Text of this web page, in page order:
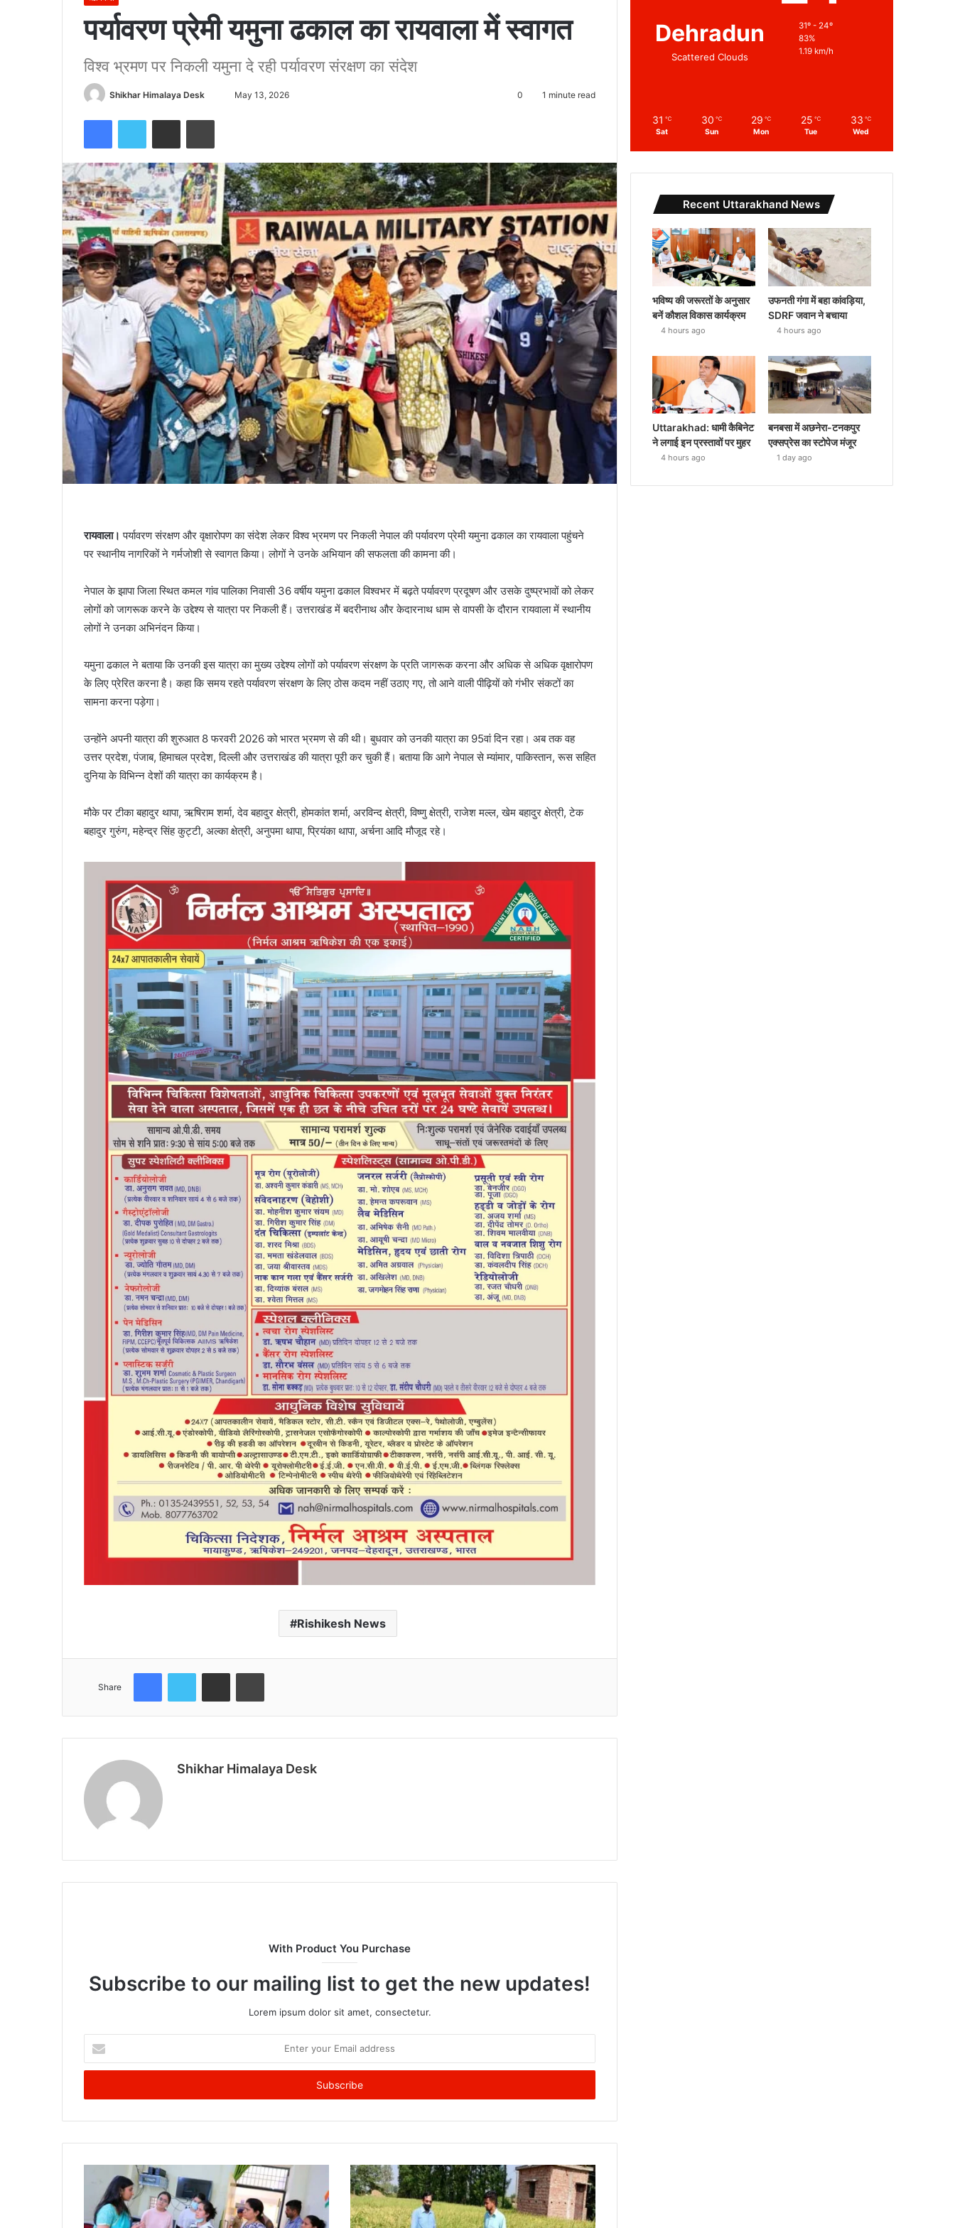
पर्यावरण प्रेमी यमुना ढकाल का रायवाला में स्वागत
विश्व भ्रमण पर निकली यमुना दे रही पर्यावरण संरक्षण का संदेश
Shikhar Himalaya Desk May 13, 2026 0 1 minute read
FacebookTwitter Share via Email Print
रायवाला। पर्यावरण संरक्षण और वृक्षारोपण का संदेश लेकर विश्व भ्रमण पर निकली नेपाल की पर्यावरण प्रेमी यमुना ढकाल का रायवाला पहुंचने
पर स्थानीय नागरिकों ने गर्मजोशी से स्वागत किया। लोगों ने उनके अभियान की सफलता की कामना की।
नेपाल के झापा जिला स्थित कमल गांव पालिका निवासी 36 वर्षीय यमुना ढकाल विश्वभर में बढ़ते पर्यावरण प्रदूषण और उसके दुष्प्रभावों को लेकर
लोगों को जागरूक करने के उद्देश्य से यात्रा पर निकली हैं। उत्तराखंड में बदरीनाथ और केदारनाथ धाम से वापसी के दौरान रायवाला में स्थानीय
लोगों ने उनका अभिनंदन किया।
यमुना ढकाल ने बताया कि उनकी इस यात्रा का मुख्य उद्देश्य लोगों को पर्यावरण संरक्षण के प्रति जागरूक करना और अधिक से अधिक वृक्षारोपण
के लिए प्रेरित करना है। कहा कि समय रहते पर्यावरण संरक्षण के लिए ठोस कदम नहीं उठाए गए, तो आने वाली पीढ़ियों को गंभीर संकटों का
सामना करना पड़ेगा।
उन्होंने अपनी यात्रा की शुरुआत 8 फरवरी 2026 को भारत भ्रमण से की थी। बुधवार को उनकी यात्रा का 95वां दिन रहा। अब तक वह
उत्तर प्रदेश, पंजाब, हिमाचल प्रदेश, दिल्ली और उत्तराखंड की यात्रा पूरी कर चुकी हैं। बताया कि आगे नेपाल से म्यांमार, पाकिस्तान, रूस सहित
दुनिया के विभिन्न देशों की यात्रा का कार्यक्रम है।
मौके पर टीका बहादुर थापा, ऋषिराम शर्मा, देव बहादुर क्षेत्री, होमकांत शर्मा, अरविन्द क्षेत्री, विष्णु क्षेत्री, राजेश मल्ल, खेम बहादुर क्षेत्री, टेक
बहादुर गुरुंग, महेन्द्र सिंह कुट्टी, अल्का क्षेत्री, अनुपमा थापा, प्रियंका थापा, अर्चना आदि मौजूद रहे।
Rishikesh News
Share
FacebookTwitter Share via Email Print
Shikhar Himalaya Desk
With Product You Purchase
Subscribe to our mailing list to get the new updates!
Lorem ipsum dolor sit amet, consectetur.
your
Email
Dehradun
Scattered Clouds
31º - 24º
83%
1.19 km/h
31 ℃
Sat
30 ℃
Sun
29 ℃
Mon
25 ℃
Tue
33 ℃
Wed
Recent Uttarakhand News
भविष्य की जरूरतों के अनुसार
बनें कौशल विकास कार्यक्रम
4 hours ago
उफनती गंगा में बहा कांवड़िया,
SDRF जवान ने बचाया
4 hours ago
Uttarakhad: धामी कैबिनेट
ने लगाई इन प्रस्तावों पर मुहर
4 hours ago
बनबसा में अछनेरा-टनकपुर
एक्सप्रेस का स्टोपेज मंजूर
1 day ago